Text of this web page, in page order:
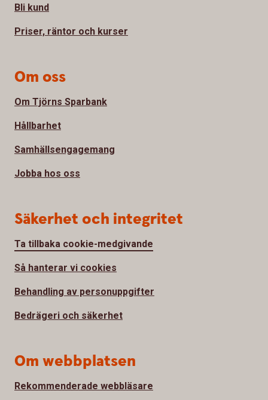
Bli kund
Priser, räntor och kurser
Om oss
Om Tjörns Sparbank
Hållbarhet
Samhällsengagemang
Jobba hos oss
Säkerhet och integritet
Ta tillbaka cookie-medgivande
Så hanterar vi cookies
Behandling av personuppgifter
Bedrägeri och säkerhet
Om webbplatsen
Rekommenderade webbläsare